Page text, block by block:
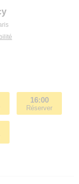
16:00
Réserver